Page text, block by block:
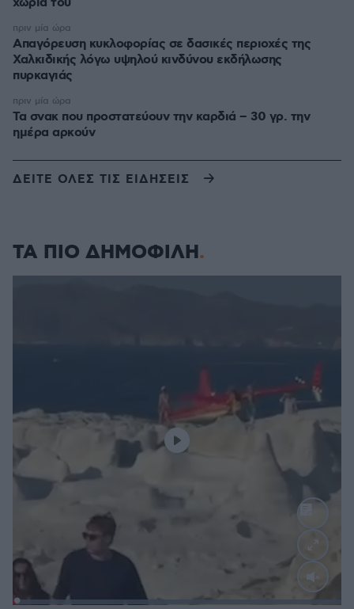
Απαγόρευση κυκλοφορίας σε δασικές περιοχές της
Χαλκιδικής λόγω υψηλού κινδύνου εκδήλωσης
πυρκαγιάς
πριν μία ώρα
Τα σνακ που προστατεύουν την καρδιά – 30 γρ. την
ημέρα αρκούν
πριν μία ώρα
ΔΕΙΤΕ ΟΛΕΣ ΤΙΣ ΕΙΔΗΣΕΙΣ
ΤΑ ΠΙΟ ΔΗΜΟΦΙΛΗ
Loaded: